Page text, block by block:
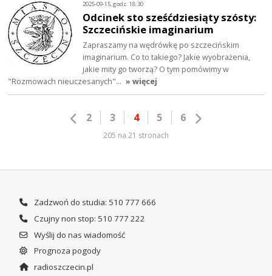
2025-09-15, godz. 18:30
Odcinek sto sześćdziesiąty szósty:
Szczecińskie imaginarium
Zapraszamy na wędrówkę po szczecińskim
imaginarium. Co to takiego? Jakie wyobrażenia,
jakie mity go tworzą? O tym pomówimy w
"Rozmowach nieuczesanych"… » więcej
2 3 4 5 6
205 na 21 stronach
Zadzwoń do studia: 510 777 666
Czujny non stop: 510 777 222
Wyślij do nas wiadomość
Prognoza pogody
radioszczecin.pl